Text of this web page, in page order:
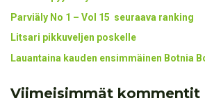
Parviäly No 1 – Vol 15 seuraava ranking
Litsari pikkuveljen poskelle
Lauantaina kauden ensimmäinen Botnia
Viimeisimmät kommentit